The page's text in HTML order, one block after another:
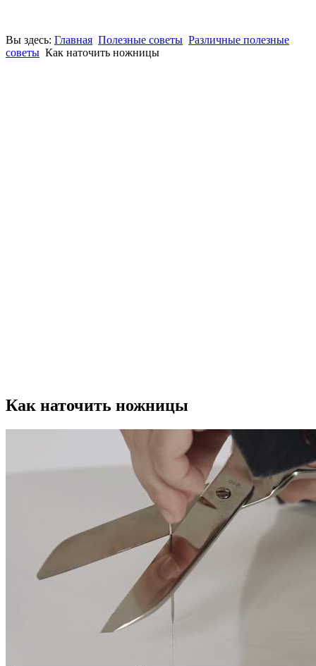
Вы здесь: Главная Полезные советы Различные полезные
советы Как наточить ножницы
Как наточить ножницы